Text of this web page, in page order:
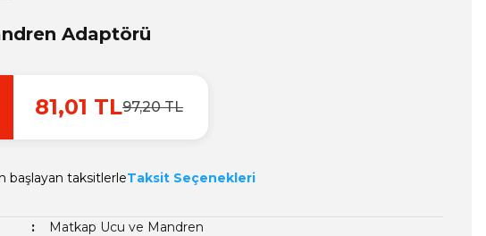
Adaptörü
81,01 TL97,20 TL
başlayan taksitlerleTaksit Seçenekleri
Matkap Ucu ve Mandren